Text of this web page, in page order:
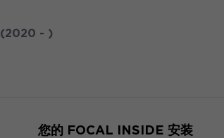
(2020 - )
您的 FOCAL INSIDE 安装